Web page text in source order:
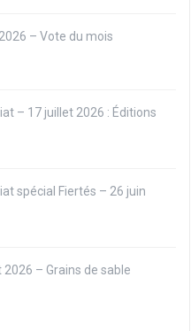
– Vote du mois
– 17 juillet 2026 : Éditions
spécial Fiertés – 26 juin
– Grains de sable